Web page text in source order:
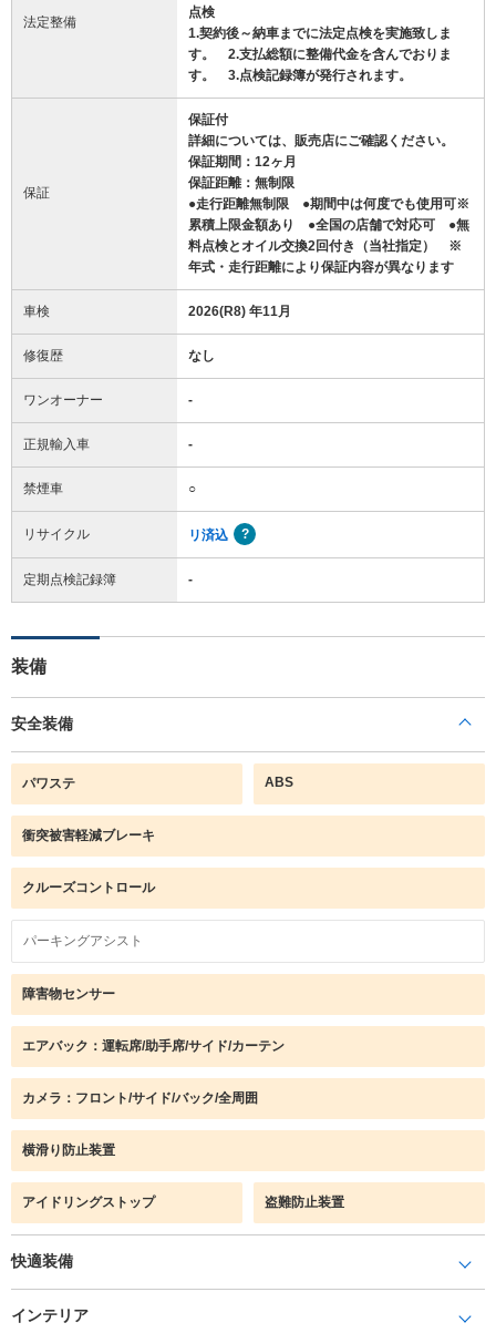
法定整備
点検
1.契約後～納車までに法定点検を実施致しま
す。 2.支払総額に整備代金を含んでおりま
す。 3.点検記録簿が発行されます。
保証
保証付
詳細については、販売店にご確認ください。
保証期間：12ヶ月
保証距離：無制限
●走行距離無制限 ●期間中は何度でも使用可※
累積上限金額あり ●全国の店舗で対応可 ●無
料点検とオイル交換2回付き（当社指定） ※
年式・走行距離により保証内容が異なります
車検 2026(R8) 年11月
修復歴 なし
ワンオーナー -
正規輸入車 -
禁煙車 ○
リサイクル リ済込
定期点検記録簿 -
装備
安全装備
パワステ ABS
衝突被害軽減ブレーキ
クルーズコントロール
パーキングアシスト
障害物センサー
エアバック：運転席/助手席/サイド/カーテン
カメラ：フロント/サイド/バック/全周囲
横滑り防止装置
アイドリングストップ 盗難防止装置
快適装備
インテリア